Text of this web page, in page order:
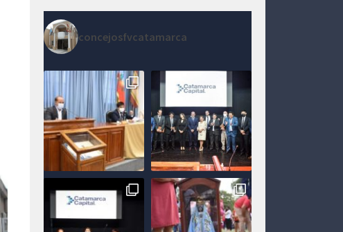
concejosfvcatamarca